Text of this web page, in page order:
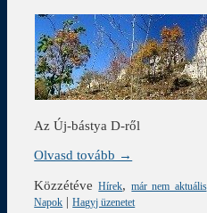
Az Új-bástya D-ről
Olvasd tovább →
Közzétéve Hírek,már nem aktuális
Napok |Hagyj üzenetet